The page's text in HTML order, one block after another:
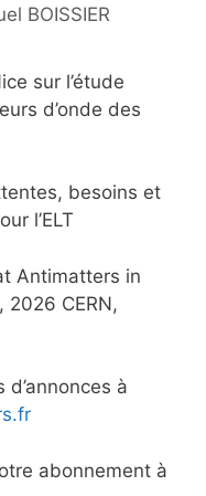
BOISSIER
sur l’étude
d’onde des
besoins et
l’ELT
Antimatters in
2026 CERN,
à
abonnement à